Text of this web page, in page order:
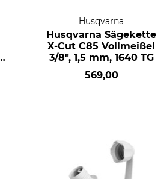
Husqvarna
Husqvarna Sägekette
X-Cut C85 Vollmeißel
3/8", 1,5 mm, 1640 TG
569,00